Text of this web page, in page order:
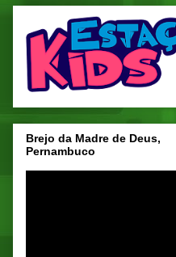
Brejo da Madre de Deus,
Pernambuco